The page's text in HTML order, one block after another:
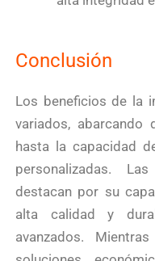
Conclusión
Los beneficios de la
variados,
hasta la capacidad
personalizadas.
destacan por su
alta calidad y
avanzados.